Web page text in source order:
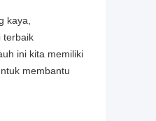
kaya,
terbaik
ini kita memiliki
membantu